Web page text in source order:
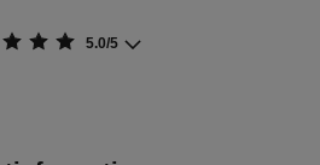
5.0/5